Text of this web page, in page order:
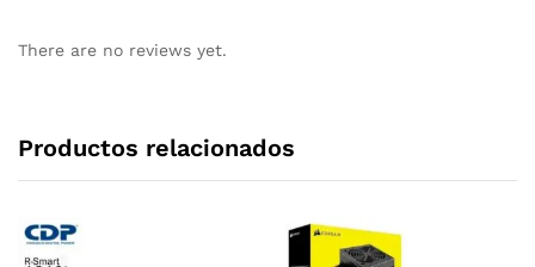
There are no reviews yet.
Productos relacionados